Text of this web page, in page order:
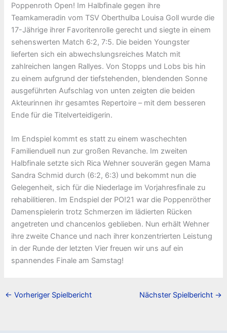
Poppenroth Open! Im Halbfinale gegen ihre
Teamkameradin vom TSV Oberthulba Louisa Goll wurde die
17-Jährige ihrer Favoritenrolle gerecht und siegte in einem
sehenswerten Match 6:2, 7:5. Die beiden Youngster
lieferten sich ein abwechslungsreiches Match mit
zahlreichen langen Rallyes. Von Stopps und Lobs bis hin
zu einem aufgrund der tiefstehenden, blendenden Sonne
ausgeführten Aufschlag von unten zeigten die beiden
Akteurinnen ihr gesamtes Repertoire – mit dem besseren
Ende für die Titelverteidigerin.
Im Endspiel kommt es statt zu einem waschechten
Familienduell nun zur großen Revanche. Im zweiten
Halbfinale setzte sich Rica Wehner souverän gegen Mama
Sandra Schmid durch (6:2, 6:3) und bekommt nun die
Gelegenheit, sich für die Niederlage im Vorjahresfinale zu
rehabilitieren. Im Endspiel der PO!21 war die Poppenröther
Damenspielerin trotz Schmerzen im lädierten Rücken
angetreten und chancenlos geblieben. Nun erhält Wehner
ihre zweite Chance und nach ihrer konzentrierten Leistung
in der Runde der letzten Vier freuen wir uns auf ein
spannendes Finale am Samstag!
← Vorheriger Spielbericht Nächster Spielbericht →